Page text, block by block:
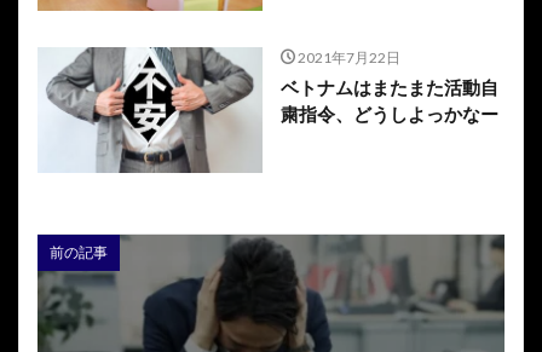
2021年7月22日
ベトナムはまたまた活動自
粛指令、どうしよっかなー
前の記事